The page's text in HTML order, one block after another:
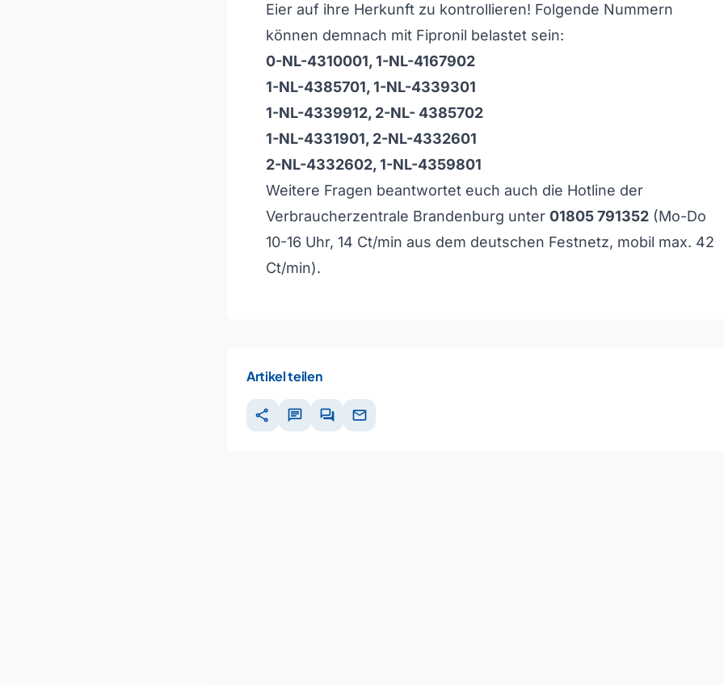
Eier auf ihre Herkunft zu kontrollieren! Folgende Nummern
können demnach mit Fipronil belastet sein:
0-NL-4310001, 1-NL-4167902
1-NL-4385701, 1-NL-4339301
1-NL-4339912, 2-NL- 4385702
1-NL-4331901, 2-NL-4332601
2-NL-4332602, 1-NL-4359801
Weitere Fragen beantwortet euch auch die Hotline der
Verbraucherzentrale Brandenburg unter 01805 791352 (Mo-Do
10-16 Uhr, 14 Ct/min aus dem deutschen Festnetz, mobil max. 42
Ct/min).
Artikel teilen
share chat forum mail